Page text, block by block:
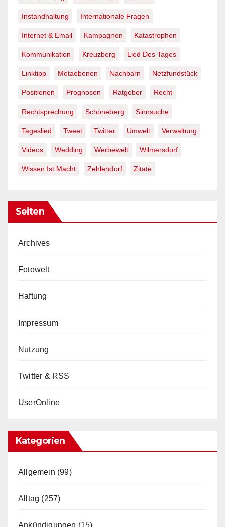
Instandhaltung Internationale Fragen
Internet & Email Kampagnen Katastrophen
Kommunikation Kreuzberg Lied Des Tages
Linktipp Metaebenen Nachbarn Netzfundstück
Positionen Prognosen Ratgeber Recht
Rechtsprechung Schöneberg Sinnsuche
Tageslied Tweet Twitter Umwelt Verwaltung
Videos Wedding Werbewelt Wilmersdorf
Wissen Ist Macht Zehlendorf Zitate
Seiten
Archives
Fotowelt
Haftung
Impressum
Nutzung
Twitter & RSS
UserOnline
Kategorien
Allgemein (99)
Alltag (257)